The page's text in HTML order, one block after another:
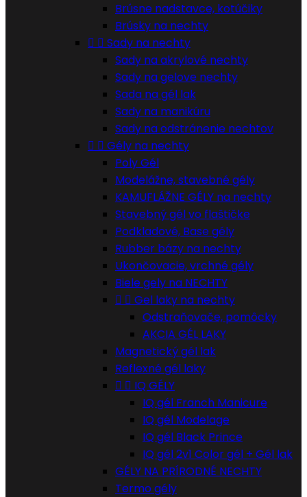
Brúsne nadstavce, kotúčiky
Brúsky na nechty
  Sady na nechty
Sady na akrylové nechty
Sady na gelove nechty
Sada na gél lak
Sady na manikúru
Sady na odstránenie nechtov
  Gély na nechty
Poly Gél
Modelážne, stavebné gély
KAMUFLÁŽNE GÉLY na nechty
Stavebný gél vo flaštičke
Podkladové, Base gély
Rubber bázy na nechty
Ukončovacie, vrchné gély
Biele gely na NECHTY
  Gel laky na nechty
Odstraňovače, pomôcky
AKCIA GÉL LAKY
Magnetický gél lak
Reflexné gél laky
  IQ GÉLY
IQ gél Franch Manicure
IQ gél Modelage
IQ gél Black Prince
IQ gél 2v1 Color gél + Gél lak
GÉLY NA PRÍRODNÉ NECHTY
Termo gély